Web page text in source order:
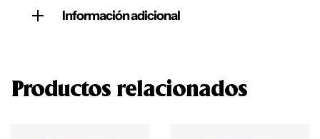
Información adicional
Productos relacionados